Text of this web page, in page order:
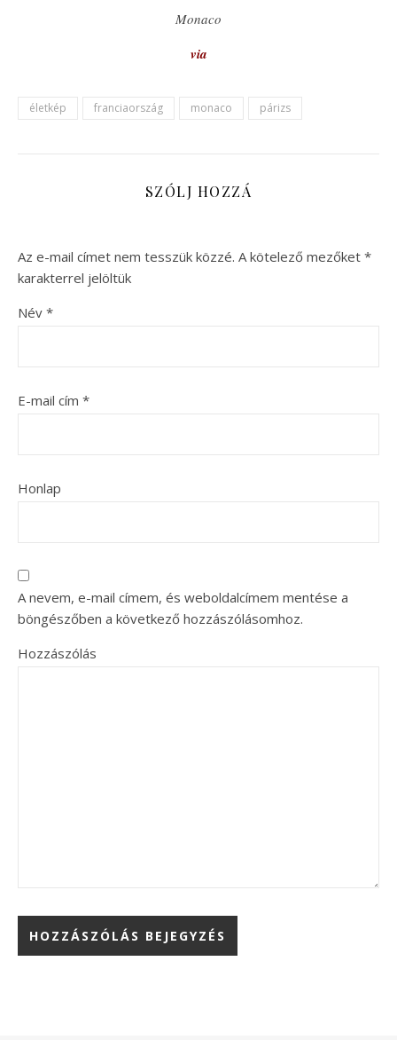
Monaco
via
életkép franciaország monaco párizs
SZÓLJ HOZZÁ
Az e-mail címet nem tesszük közzé. A kötelező mezőket *
karakterrel jelöltük
Név *
E-mail cím *
Honlap
A nevem, e-mail címem, és weboldalcímem mentése a
böngészőben a következő hozzászólásomhoz.
Hozzászólás